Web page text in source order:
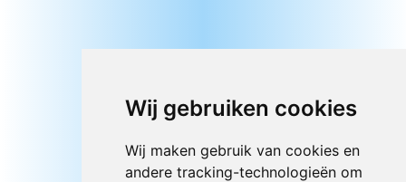
Wij gebruiken cookies
Wij maken gebruik van cookies en
andere tracking-technologieën om